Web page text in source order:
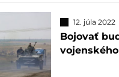
12. júla 2022
Bojovať